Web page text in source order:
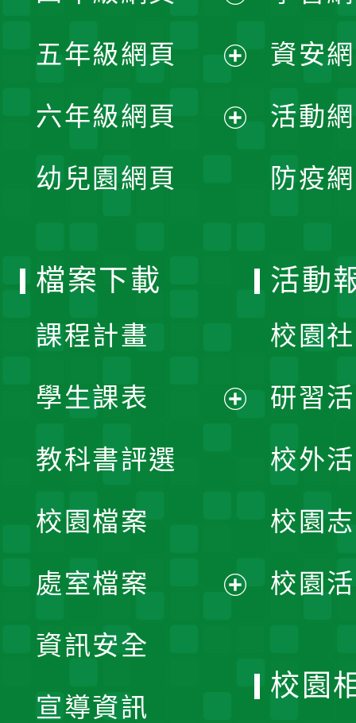
單
開
選
單
開
選
五年級網頁
開
六年級網頁
幼兒園網頁
資安
活動
防疫
檔案下載
課程計畫
學生課表
單
教科書評選
校園檔案
處室檔案
資訊安全
宣導資訊
活動
校園
研習
校外
校園
校園
校園